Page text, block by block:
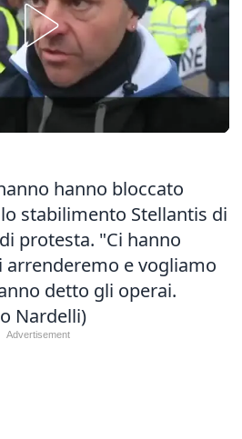
hanno bloccato
stabilimento Stellantis di
protesta. "Ci hanno
e vogliamo
detto gli operai.
Nardelli)